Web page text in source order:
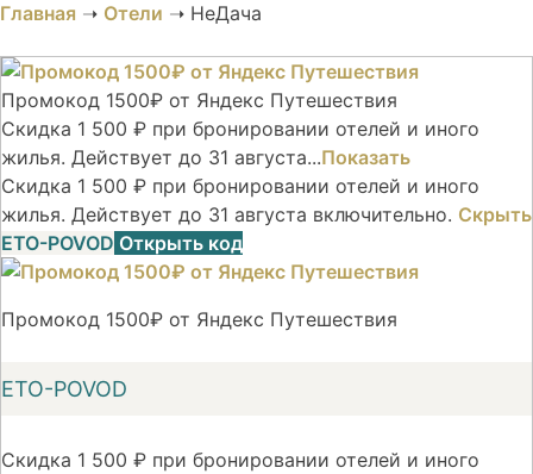
Главная ➝ Отели ➝ НеДача
Промокод 1500₽ от Яндекс Путешествия
Скидка 1 500 ₽ при бронировании отелей и иного
жилья. Действует до 31 августа...Показать
Скидка 1 500 ₽ при бронировании отелей и иного
жилья. Действует до 31 августа включительно. Скрыть
ETO-POVOD Открыть код
Промокод 1500₽ от Яндекс Путешествия
ETO-POVOD
Скидка 1 500 ₽ при бронировании отелей и иного